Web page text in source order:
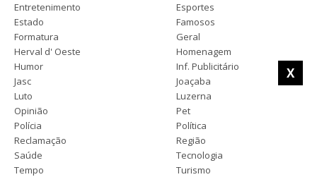
X
Entretenimento
Esportes
Estado
Famosos
Formatura
Geral
Herval d' Oeste
Homenagem
Humor
Inf. Publicitário
Jasc
Joaçaba
Luto
Luzerna
Opinião
Pet
Polícia
Política
Reclamação
Região
Saúde
Tecnologia
Tempo
Turismo